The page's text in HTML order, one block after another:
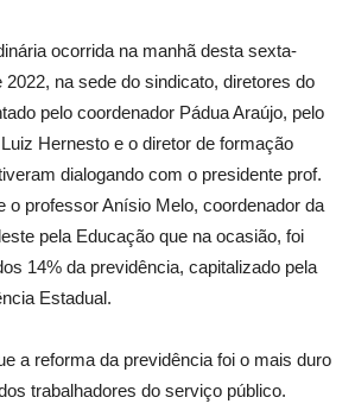
ocorrida na manhã desta sexta-
2022, na sede do sindicato, diretores do
pelo coordenador Pádua Araújo, pelo
Hernesto e o diretor de formação
dialogando com o presidente prof.
o professor Anísio Melo, coordenador da
pela Educação que na ocasião, foi
14% da previdência, capitalizado pela
Estadual.
a reforma da previdência foi o mais duro
trabalhadores do serviço público.